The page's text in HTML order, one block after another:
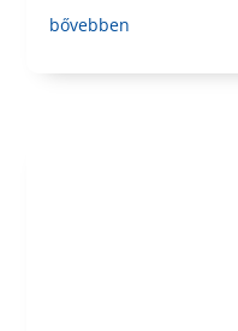
bővebben